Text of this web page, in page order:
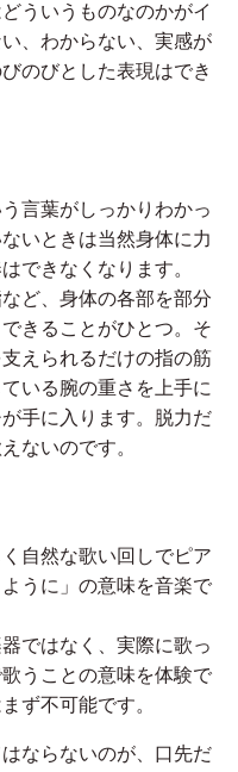
ういうものなのかがイ
、わからない、実感が
のびとした表現はでき
言葉がしっかりわかっ
いときは当然身体に力
できなくなります。
ど、身体の各部を部分
きることがひとつ。そ
えられるだけの指の筋
いる腕の重さを上手に
手に入ります。脱力だ
ないのです。
自然な歌い回しでピア
うに」の意味を音楽で
ではなく、実際に歌っ
うことの意味を体験で
ず不可能です。
ならないのが、口先だ